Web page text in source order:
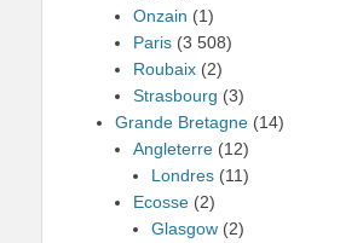
Onzain (1)
Paris (3 508)
Roubaix (2)
Strasbourg (3)
Grande Bretagne (14)
Angleterre (12)
Londres (11)
Ecosse (2)
Glasgow (2)